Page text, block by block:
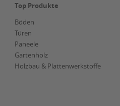
Top Produkte
Böden
Türen
Paneele
Gartenholz
Holzbau & Plattenwerkstoffe